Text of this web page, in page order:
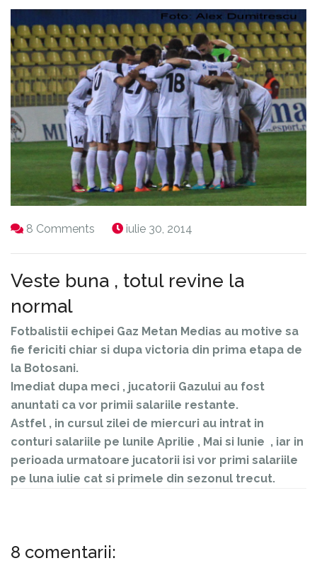
8 Comments iulie 30, 2014
Veste buna , totul revine la
normal
Fotbalistii echipei Gaz Metan Medias au motive sa
fie fericiti chiar si dupa victoria din prima etapa de
la Botosani.
Imediat dupa meci , jucatorii Gazului au fost
anuntati ca vor primii salariile restante.
Astfel , in cursul zilei de miercuri au intrat in
conturi salariile pe lunile Aprilie , Mai si Iunie , iar in
perioada urmatoare jucatorii isi vor primi salariile
pe luna iulie cat si primele din sezonul trecut.
8 comentarii: